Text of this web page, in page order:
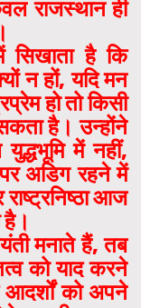
राजस्थान ही
सिखाता है कि
न हों, यदि मन
हो तो किसी
है। उन्होंने
में नहीं,
अडिग रहने में
आज
है।
मनाते हैं, तब
को याद करने
को अपने